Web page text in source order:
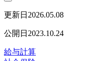
更新日 2026.05.08
公開日 2023.10.24
給与計算